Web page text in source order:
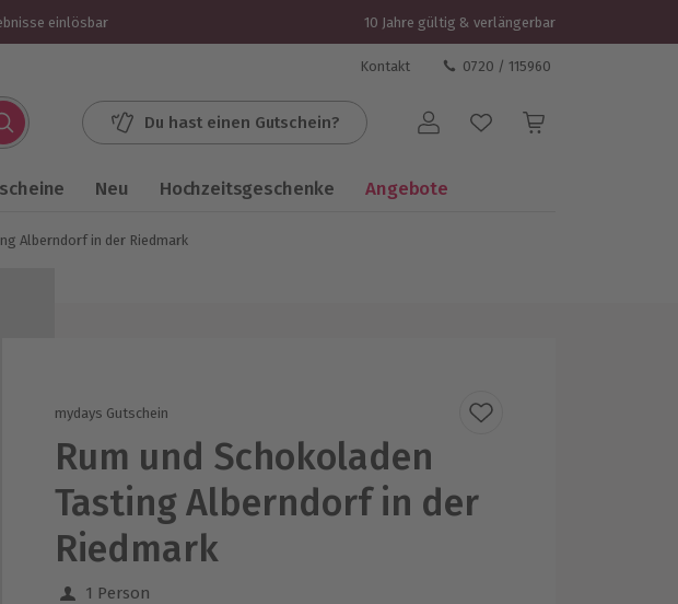
einlösbar 10 Jahre gültig & verlängerbar
Kontakt 0720 / 115960
Du hast einen Gutschein? Benutzerkonto
Neu Hochzeitsgeschenke Angebote
Alberndorf in der Riedmark
mydays Gutschein
Rum und Schokoladen
Tasting Alberndorf in der
Riedmark
1 Person